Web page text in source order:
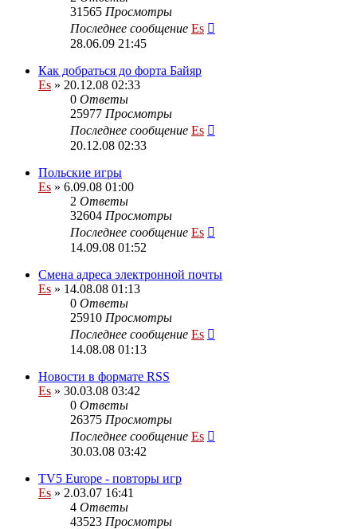
31565 Просмотры
Последнее сообщение Es
28.06.09 21:45
Как добраться до форта Байяр
Es » 20.12.08 02:33
0 Ответы
25977 Просмотры
Последнее сообщение Es
20.12.08 02:33
Польские игры
Es » 6.09.08 01:00
2 Ответы
32604 Просмотры
Последнее сообщение Es
14.09.08 01:52
Смена адреса электронной почты
Es » 14.08.08 01:13
0 Ответы
25910 Просмотры
Последнее сообщение Es
14.08.08 01:13
Новости в формате RSS
Es » 30.03.08 03:42
0 Ответы
26375 Просмотры
Последнее сообщение Es
30.03.08 03:42
TV5 Europe - повторы игр
Es » 2.03.07 16:41
4 Ответы
43523 Просмотры